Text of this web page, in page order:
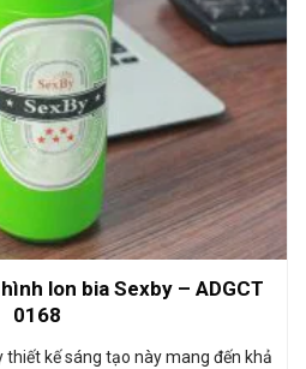
lon bia Sexby – ADGCT
0168
kế sáng tạo này mang đến khả